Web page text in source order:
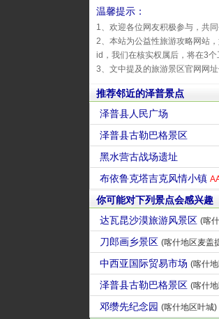
温馨提示：
1、欢迎各位网友积极参与，共
2、本站为公益性旅游攻略网站
id，我们在核实权属后，将在3个
3、文中提及的旅游景区官网网
推荐邻近的泽普景点
泽普县人民广场
泽普县古勒巴格景区
黑水营古战场遗址
布依鲁克塔吉克风情小镇
你可能对下列景点会感兴趣
达瓦昆沙漠旅游风景区 (喀
刀郎画乡景区 (喀什地区麦盖
中西亚国际贸易市场 (喀什
泽普县古勒巴格景区 (喀什
邓缵先纪念园 (喀什地区叶城)